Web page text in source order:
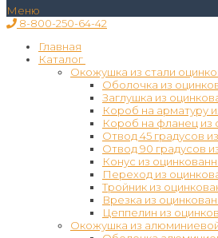
Меню
8-800-250-64-42
Главная
Каталог
Окожушка из стали
Оболочка из
Заглушка из
Короб на арматуру
Короб на фланец из
Отвод 45 градусов
Отвод 90 градусов
Конус из
Переход из
Тройник из
Врезка из
Цеппелин из
Окожушка из